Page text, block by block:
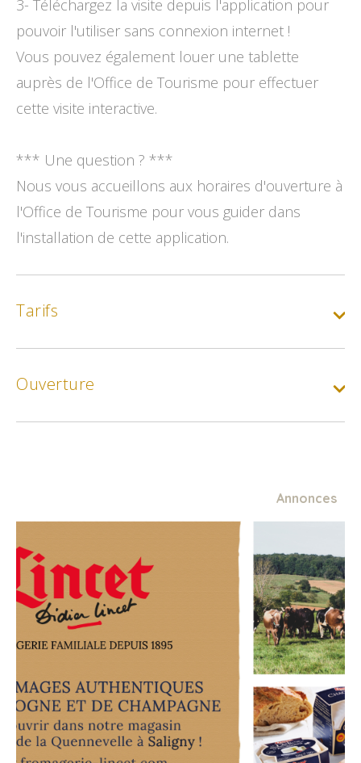
3- Téléchargez la visite depuis l'application pour
pouvoir l'utiliser sans connexion internet !
Vous pouvez également louer une tablette
auprès de l'Office de Tourisme pour effectuer
cette visite interactive.
*** Une question ? ***
Nous vous accueillons aux horaires d'ouverture à
l'Office de Tourisme pour vous guider dans
l'installation de cette application.
Tarifs
Gratuit :
Ouverture
Annonces